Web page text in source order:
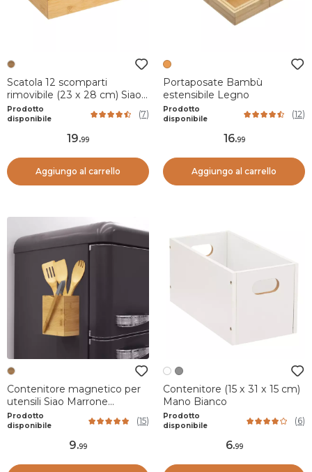
Scatola 12 scomparti
rimovibile (23 x 28 cm) Siao
Bambù
Prodotto
disponibile
(7)
19.99
Aggiungo al carrello
Portaposate Bambù
estensibile Legno
Prodotto
disponibile
(12)
16.99
Aggiungo al carrello
Contenitore magnetico per
utensili Siao Marrone
naturale
Prodotto
disponibile
(15)
9.99
Contenitore (15 x 31 x 15 cm)
Mano Bianco
Prodotto
disponibile
(6)
6.99